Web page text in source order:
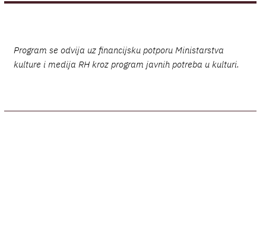
Program se odvija uz financijsku potporu Ministarstva
kulture i medija RH kroz program javnih potreba u kulturi.